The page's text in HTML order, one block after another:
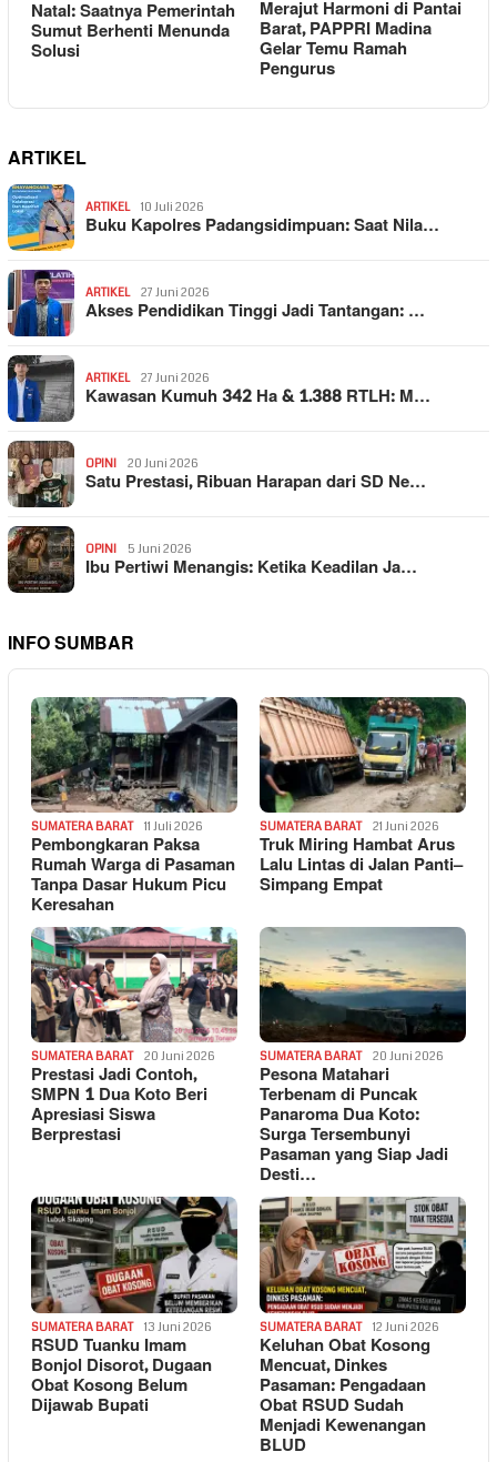
Natal: Saatnya Pemerintah
Sumut Berhenti Menunda
Solusi
Merajut Harmoni di Pantai
Barat, PAPPRI Madina
Gelar Temu Ramah
Pengurus
ARTIKEL
ARTIKEL 10 Juli 2026
Buku Kapolres Padangsidimpuan: Saat Nila…
ARTIKEL 27 Juni 2026
Akses Pendidikan Tinggi Jadi Tantangan: …
ARTIKEL 27 Juni 2026
Kawasan Kumuh 342 Ha & 1.388 RTLH: M…
OPINI 20 Juni 2026
Satu Prestasi, Ribuan Harapan dari SD Ne…
OPINI 5 Juni 2026
Ibu Pertiwi Menangis: Ketika Keadilan Ja…
INFO SUMBAR
SUMATERA BARAT 11 Juli 2026
Pembongkaran Paksa
Rumah Warga di Pasaman
Tanpa Dasar Hukum Picu
Keresahan
SUMATERA BARAT 21 Juni 2026
Truk Miring Hambat Arus
Lalu Lintas di Jalan Panti–
Simpang Empat
SUMATERA BARAT 20 Juni 2026
Prestasi Jadi Contoh,
SMPN 1 Dua Koto Beri
Apresiasi Siswa
Berprestasi
SUMATERA BARAT 20 Juni 2026
Pesona Matahari
Terbenam di Puncak
Panaroma Dua Koto:
Surga Tersembunyi
Pasaman yang Siap Jadi
Desti…
SUMATERA BARAT 13 Juni 2026
RSUD Tuanku Imam
Bonjol Disorot, Dugaan
Obat Kosong Belum
Dijawab Bupati
SUMATERA BARAT 12 Juni 2026
Keluhan Obat Kosong
Mencuat, Dinkes
Pasaman: Pengadaan
Obat RSUD Sudah
Menjadi Kewenangan
BLUD